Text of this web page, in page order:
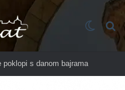
poklopi s danom bajrama